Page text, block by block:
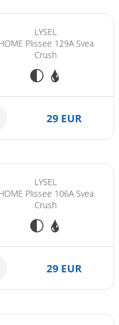
LYSEL
Plissee 129A Svea
Crush
29 EUR
LYSEL
Plissee 106A Svea
Crush
29 EUR